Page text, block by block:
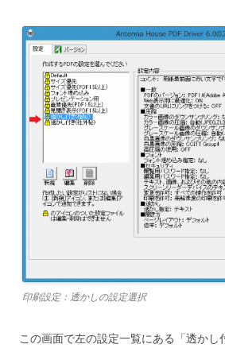
印刷設定：透かしの設定選択
この画面で左の設定一覧にある「透かし